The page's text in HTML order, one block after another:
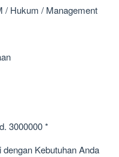
Hukum / Management
3000000 *
Kebutuhan Anda